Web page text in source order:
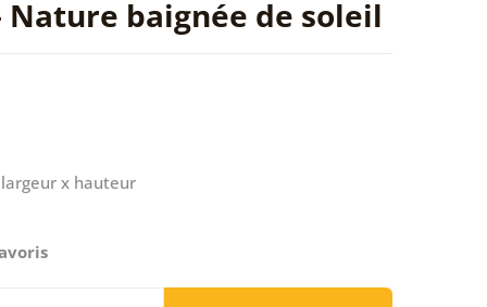
Nature baignée de soleil
x hauteur